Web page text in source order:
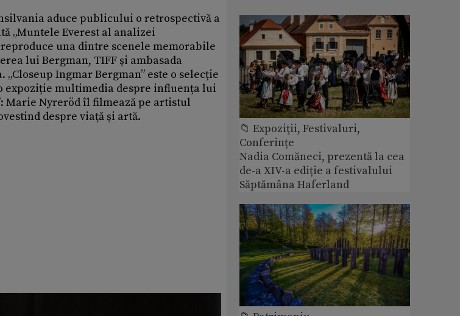
aduce publicului o retrospectivă a
„Muntele Everest al analizei
una dintre scenele memorabile
lui Bergman, TIFF şi ambasada
Ingmar Bergman” este o selecție
expoziție multimedia despre influența lui
Marie Nyreröd îl filmează pe artistul
despre viaţă şi artă.
📁 Expoziţii, Festivaluri,
Conferințe
Nadia Comăneci, prezentă la cea
de-a XIV-a ediție a festivalului
Săptămâna Haferland